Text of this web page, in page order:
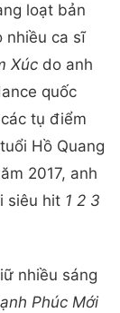
loạt bản
nhiều ca sĩ
Xúc do anh
quốc
tụ điểm
Hồ Quang
2017, anh
siêu hit 1 2 3
nhiều sáng
Phúc Mới